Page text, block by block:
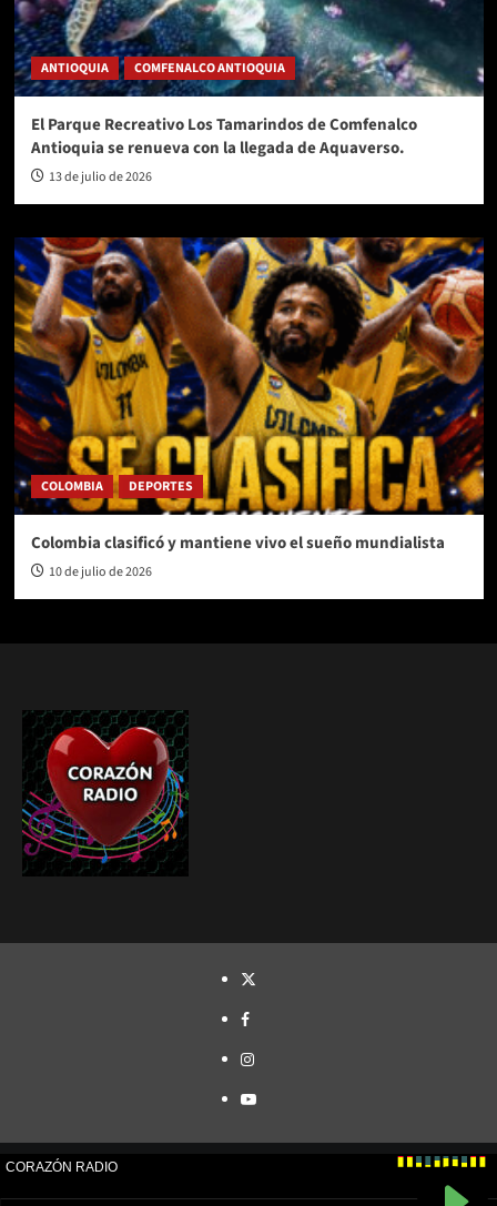
ANTIOQUIA COMFENALCO ANTIOQUIA
El Parque Recreativo Los Tamarindos de Comfenalco
Antioquia se renueva con la llegada de Aquaverso.
13 de julio de 2026
COLOMBIA DEPORTES
Colombia clasificó y mantiene vivo el sueño mundialista
10 de julio de 2026
TWITTER
FACEBOOK
INSTAGRAM
YOUTUBE
Cristóbal Naranjo© Todos los derechos reservados.